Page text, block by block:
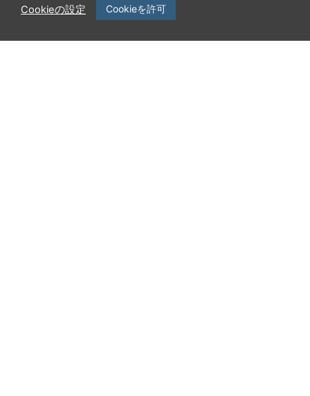
セミナー・イベント
Cookieの設定 Cookieを許可